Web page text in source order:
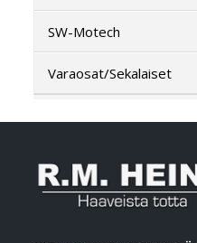
SW-Motech
Varaosat/Sekalaiset